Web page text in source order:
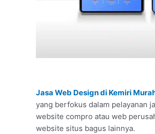
Jasa Web Design di Kemiri
yang berfokus dalam pelayanan
website compro atau web
website situs bagus lainnya.